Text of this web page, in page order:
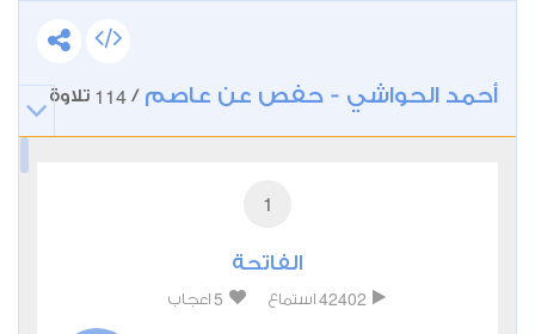
أحمد الحواشي - حفص عن عاصم /
114 تلاوة
1
الفاتحة
42402 استماع 5 اعجاب